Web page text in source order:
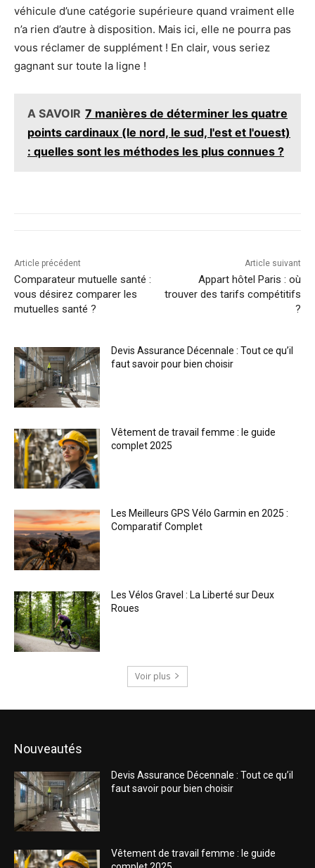
véhicule d’une catégorie supérieure quand vraiment elle
n’a rien d’autre à disposition. Mais ici, elle ne pourra pas
vous réclamer de supplément ! En clair, vous seriez
gagnant sur toute la ligne !
A SAVOIR 7 manières de déterminer les quatre
points cardinaux (le nord, le sud, l'est et l'ouest)
: quelles sont les méthodes les plus connues ?
Article précédent
Comparateur mutuelle santé :
vous désirez comparer les
mutuelles santé ?
Article suivant
Appart hôtel Paris : où
trouver des tarifs compétitifs
?
Devis Assurance Décennale : Tout ce qu’il
faut savoir pour bien choisir
Vêtement de travail femme : le guide
complet 2025
Les Meilleurs GPS Vélo Garmin en 2025 :
Comparatif Complet
Les Vélos Gravel : La Liberté sur Deux
Roues
Voir plus
Nouveautés
Devis Assurance Décennale : Tout ce qu’il
faut savoir pour bien choisir
Vêtement de travail femme : le guide